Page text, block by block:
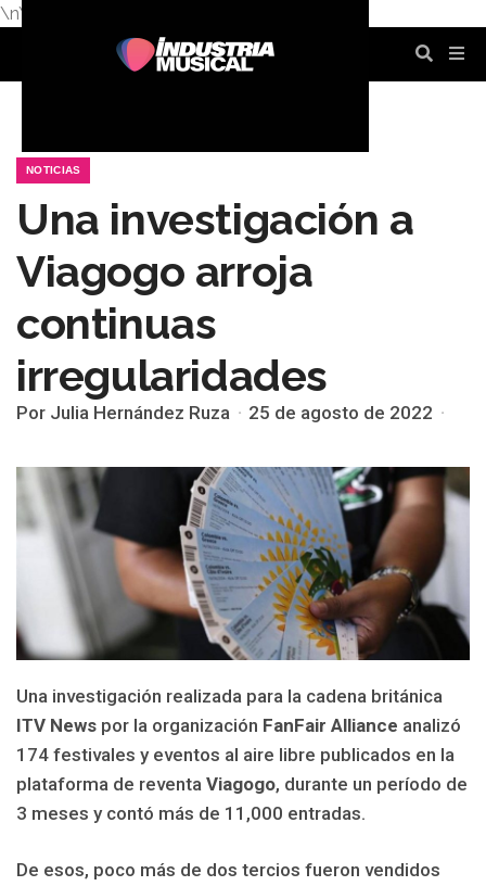
\n\n
NOTICIAS
Una investigación a
Viagogo arroja
continuas
irregularidades
Por Julia Hernández Ruza 25 de agosto de 2022
Una investigación realizada para la cadena británica
ITV News por la organización FanFair Alliance analizó
174 festivales y eventos al aire libre publicados en la
plataforma de reventa Viagogo, durante un período de
3 meses y contó más de 11,000 entradas.
De esos, poco más de dos tercios fueron vendidos